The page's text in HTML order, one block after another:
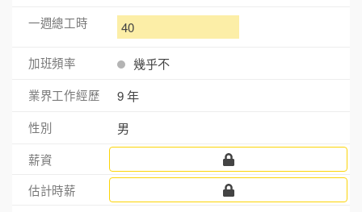
40
幾乎不
9 年
男